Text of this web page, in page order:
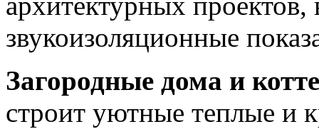
звукоизоляционные
Загородные дома и
строит уютные теплые и